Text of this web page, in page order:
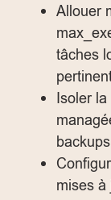
Allouer
tâches
Isoler
mises à